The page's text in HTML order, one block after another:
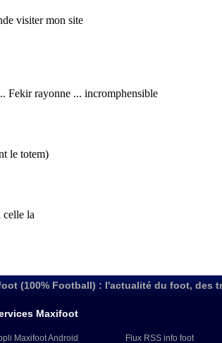
(100% Football) : l'actualité du foot, des
Maxifoot
Maxifoot Android Flux RSS info foot